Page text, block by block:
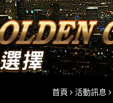
首頁 活動訊息